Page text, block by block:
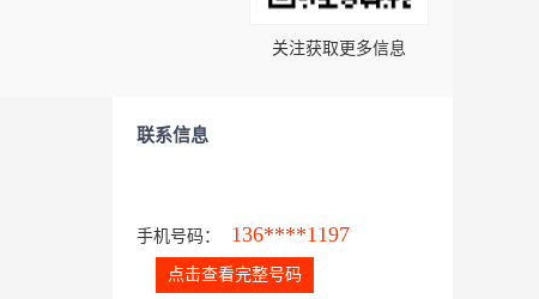
关注获取更多信息
联系信息
手机号码： 136****1197
点击查看完整号码